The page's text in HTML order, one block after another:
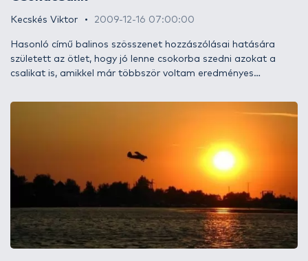
Kecskés Viktor 2009-12-16 07:00:00
Hasonló című balinos szösszenet hozzászólásai hatására
született az ötlet, hogy jó lenne csokorba szedni azokat a
csalikat is, amikkel már többször voltam eredményes
alapfelszerelést összeállítani, mintha az lenne a feladatom,
hogy csak néhány csalival menjek ki dobálni: mik azok, amiket